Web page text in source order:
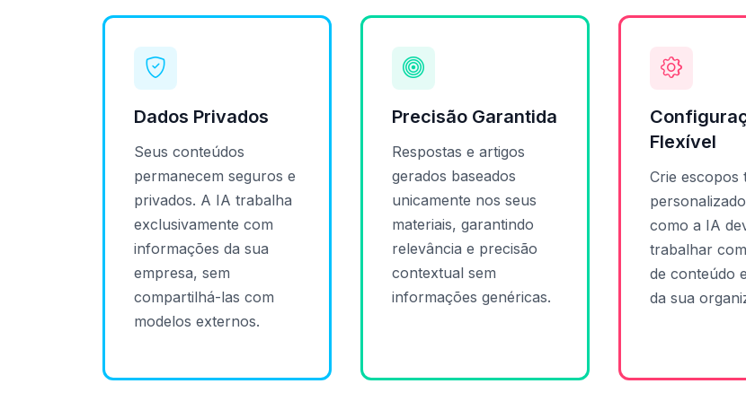
Dados Privados
Seus conteúdos
permanecem seguros e
privados. A IA trabalha
exclusivamente com
informações da sua
empresa, sem
compartilhá-las com
modelos externos.
Precisão Garantida
Respostas e artigos
gerados baseados
unicamente nos seus
materiais, garantindo
relevância e precisão
contextual sem
informações genéricas.
Flexível
Crie escopos
como a IA
trabalhar
de conteúdo
da sua